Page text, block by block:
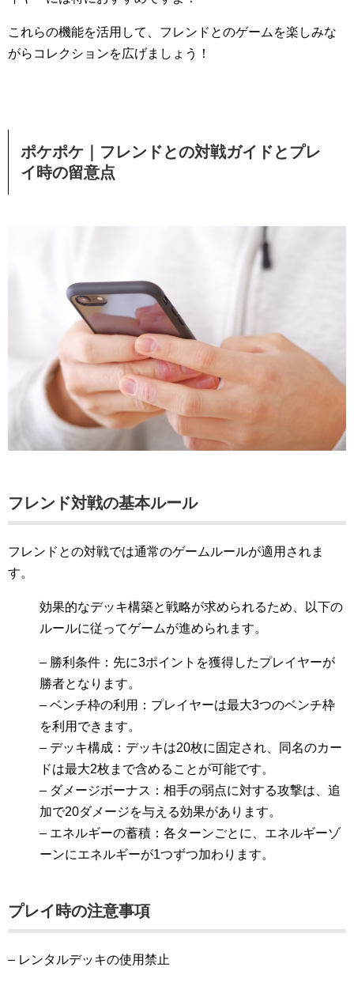
これらの機能を活用して、フレンドとのゲームを楽しみな
がらコレクションを広げましょう！
ポケポケ｜フレンドとの対戦ガイドとプレ
イ時の留意点
フレンド対戦の基本ルール
フレンドとの対戦では通常のゲームルールが適用されま
す。
効果的なデッキ構築と戦略が求められるため、以下の
ルールに従ってゲームが進められます。
– 勝利条件：先に3ポイントを獲得したプレイヤーが
勝者となります。
– ベンチ枠の利用：プレイヤーは最大3つのベンチ枠
を利用できます。
– デッキ構成：デッキは20枚に固定され、同名のカー
ドは最大2枚まで含めることが可能です。
– ダメージボーナス：相手の弱点に対する攻撃は、追
加で20ダメージを与える効果があります。
– エネルギーの蓄積：各ターンごとに、エネルギーゾ
ーンにエネルギーが1つずつ加わります。
プレイ時の注意事項
– レンタルデッキの使用禁止